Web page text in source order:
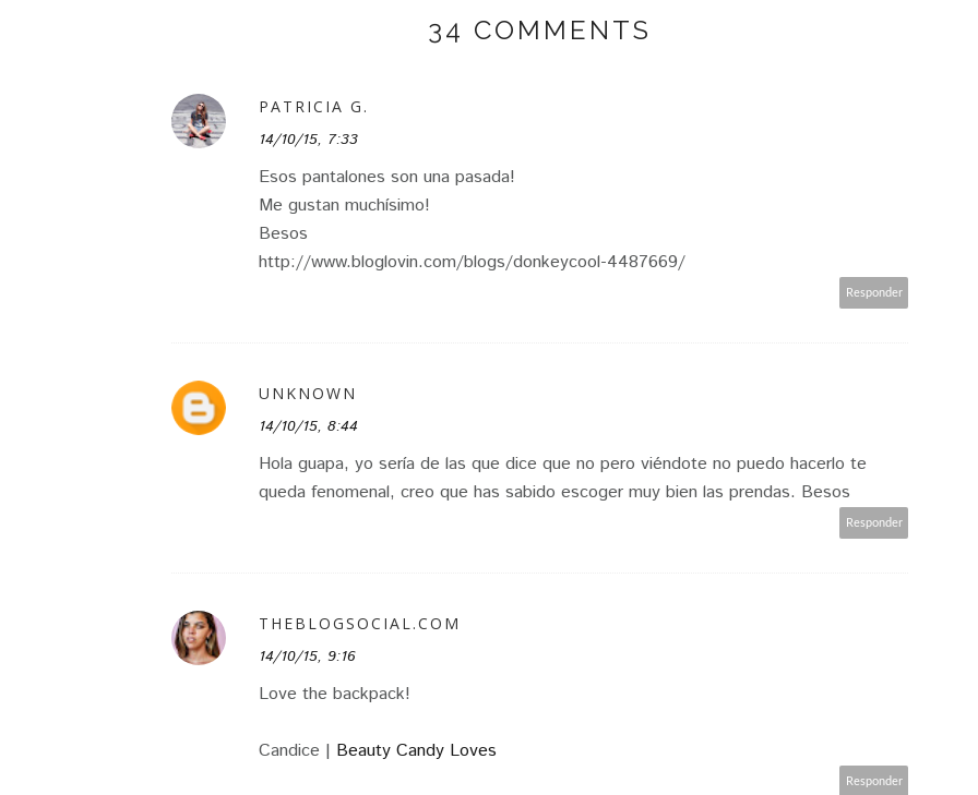
34 COMMENTS
PATRICIA G.
14/10/15, 7:33
Esos pantalones son una pasada!
Me gustan muchísimo!
Besos
http://www.bloglovin.com/blogs/donkeycool-4487669/
Responder
UNKNOWN
14/10/15, 8:44
Hola guapa, yo sería de las que dice que no pero viéndote no puedo hacerlo te
queda fenomenal, creo que has sabido escoger muy bien las prendas. Besos
Responder
THEBLOGSOCIAL.COM
14/10/15, 9:16
Love the backpack!
Candice | Beauty Candy Loves
Responder